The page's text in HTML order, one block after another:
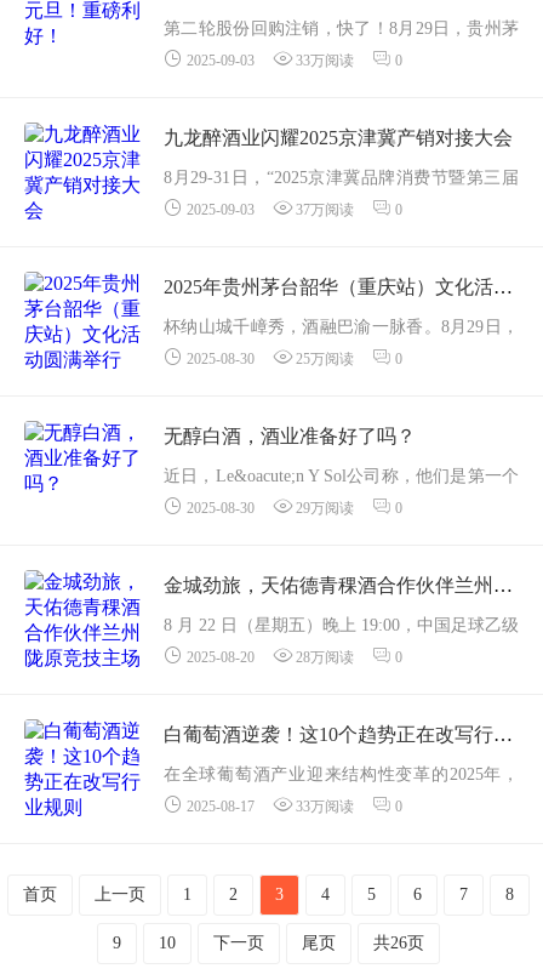
城市举...
第二轮股份回购注销，快了！8月29日，贵州茅
台发布两则公告：一则是关于回购股份实施结
股份计划公告「公司控股股东茅台集团计划自
增持公告...
2025-09-03 33万阅读 0
九龙醉酒业闪耀2025京津冀产销对接大会
8月29-31日，“2025京津冀品牌消费节暨第三届
京津冀产销对接大会”在石家庄国际会展中心盛
量，以产销对接为核心，以品牌发布与...
2025-09-03 37万阅读 0
2025年贵州茅台韶华（重庆站）文化活动圆满举行
杯纳山城千嶂秀，酒融巴渝一脉香。8月29日，
2025年贵州茅台韶华（重庆站）文化活动在重
记、总经理王莉与茅台传承人和年轻茅友代表
们齐聚一...
2025-08-30 25万阅读 0
无醇白酒，酒业准备好了吗？
近日，Le&oacute;n Y Sol公司称，他们是第一个
从龙舌兰酒中剥离酒精以创造不含酒精的烈酒
墨西哥的优质龙舌兰和传统蒸馏方法酿造的。
然后...
2025-08-30 29万阅读 0
金城劲旅，天佑德青稞酒合作伙伴兰州陇原竞技主场迎战广东铭途！
8 月 22 日（星期五）晚上 19:00，中国足球乙级
联赛激情再燃！天佑德青稞酒合作伙伴 ——
灯火璀璨的兰州奥体中心...
2025-08-20 28万阅读 0
白葡萄酒逆袭！这10个趋势正在改写行业规则
在全球葡萄酒产业迎来结构性变革的2025年，
白葡萄酒品类正以前所未有的创新活力重塑市
R）的报告显示，2024年，全球白葡萄酒消费量
2025-08-17 33万阅读 0
首页 上一页 1 2 3 4 5 6 7 8
9 10 下一页 尾页 共26页